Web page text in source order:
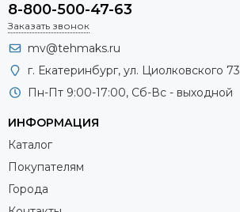
8-800-500-47-63
Заказать звонок
mv@tehmaks.ru
г. Екатеринбург, ул. Циолковского 73
Пн-Пт 9:00-17:00, Сб-Вс - выходной
ИНФОРМАЦИЯ
Каталог
Покупателям
Города